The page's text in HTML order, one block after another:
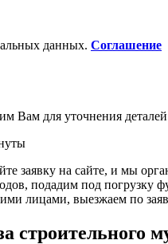
данных. Соглашение
Вам для уточнения деталей
заявку на сайте, и мы
подадим под
лицами, выезжаем по
строительного